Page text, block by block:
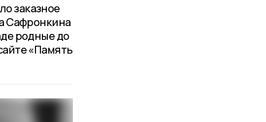
заказное
Сафронкина
родные до
«Память